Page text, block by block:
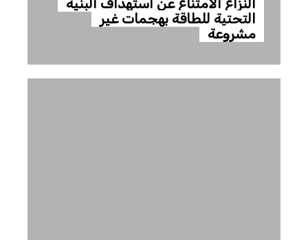
النزاع الامتناع عن استهداف البنية
التحتية للطاقة بهجمات غير
مشروعة